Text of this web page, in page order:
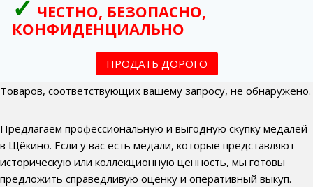
ЧЕСТНО, БЕЗОПАСНО,
КОНФИДЕНЦИАЛЬНО
ПРОДАТЬ ДОРОГО
Товаров, соответствующих вашему запросу, не обнаружено.
Предлагаем профессиональную и выгодную скупку медалей
в Щёкино. Если у вас есть медали, которые представляют
историческую или коллекционную ценность, мы готовы
предложить справедливую оценку и оперативный выкуп.